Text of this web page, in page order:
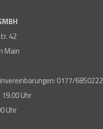
42
Main
0177/6850222
Uhr
Uhr